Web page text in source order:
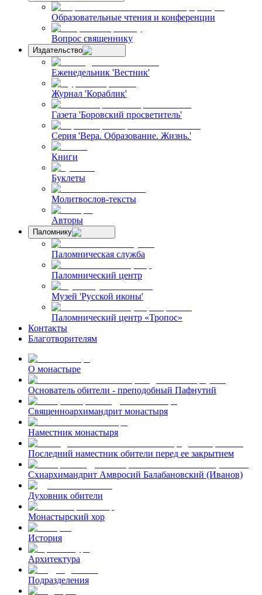
Образовательные чтения и конференции
Вопрос священнику
Издательство
Еженедельник 'Вестник'
Журнал 'Кораблик'
Газета 'Боровский просветитель'
Серия 'Вера. Образование. Жизнь.'
Книги
Буклеты
Молитвослов-тексты
Авторы
Паломнику
Паломническая служба
Паломнический центр
Музей 'Русской иконы'
Паломнический центр «Тропос»
Контакты
Благотворителям
О монастыре
Основатель обители - преподобный Пафнутий
Священноархимандрит монастыря
Наместник монастыря
Последний наместник обители перед ее закрытием
Схиархимандрит Амвросий Балабановский (Иванов)
Духовник обители
Монастырский хор
История
Архитектура
Подразделения